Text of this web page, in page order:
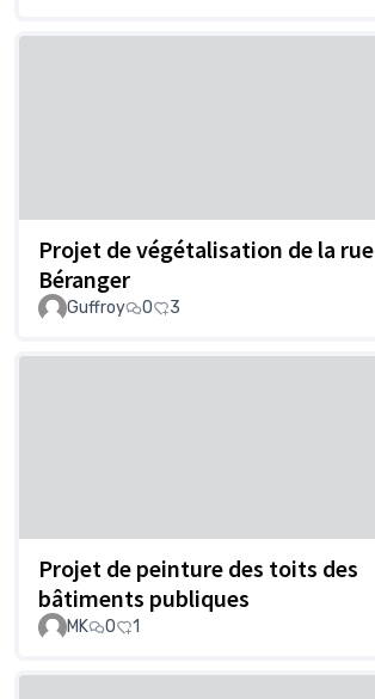
Projet de végétalisation de la rue
Béranger
Guffroy 0 3
Projet de peinture des toits des
bâtiments publiques
MK 0 1